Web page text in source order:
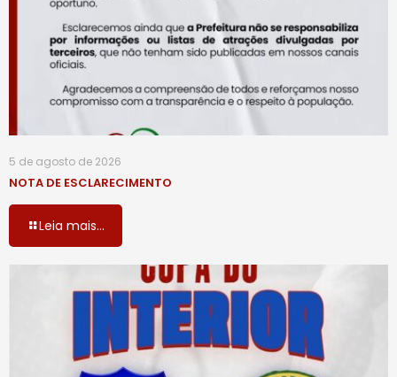
5 de agosto de 2026
NOTA DE ESCLARECIMENTO
Leia mais...